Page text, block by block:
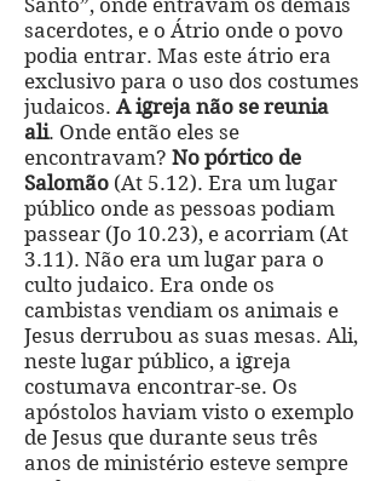
Santo”, onde entravam os demais
sacerdotes, e o Átrio onde o povo
podia entrar. Mas este átrio era
exclusivo para o uso dos costumes
judaicos. A igreja não se reunia
ali. Onde então eles se
encontravam? No pórtico de
Salomão (At 5.12). Era um lugar
público onde as pessoas podiam
passear (Jo 10.23), e acorriam (At
3.11). Não era um lugar para o
culto judaico. Era onde os
cambistas vendiam os animais e
Jesus derrubou as suas mesas. Ali,
neste lugar público, a igreja
costumava encontrar-se. Os
apóstolos haviam visto o exemplo
de Jesus que durante seus três
anos de ministério esteve sempre